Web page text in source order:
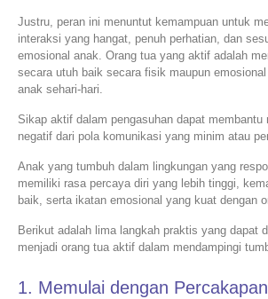
Justru, peran ini menuntut kemampuan untuk
interaksi yang hangat, penuh perhatian, dan
emosional anak. Orang tua yang aktif adalah
secara utuh baik secara fisik maupun
anak sehari-hari.
Sikap aktif dalam pengasuhan dapat membantu
negatif dari pola komunikasi yang minim atau
Anak yang tumbuh dalam lingkungan yang
memiliki rasa percaya diri yang lebih tinggi,
baik, serta ikatan emosional yang kuat dengan
Berikut adalah lima langkah praktis yang dapat
menjadi orang tua aktif dalam mendampingi
1. Memulai dengan